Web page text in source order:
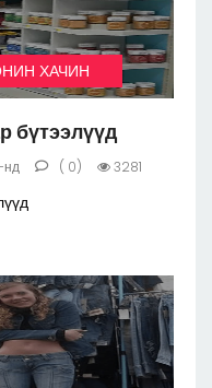
ХАЧИН
бүтээлүүд
нд ( 0) 3281